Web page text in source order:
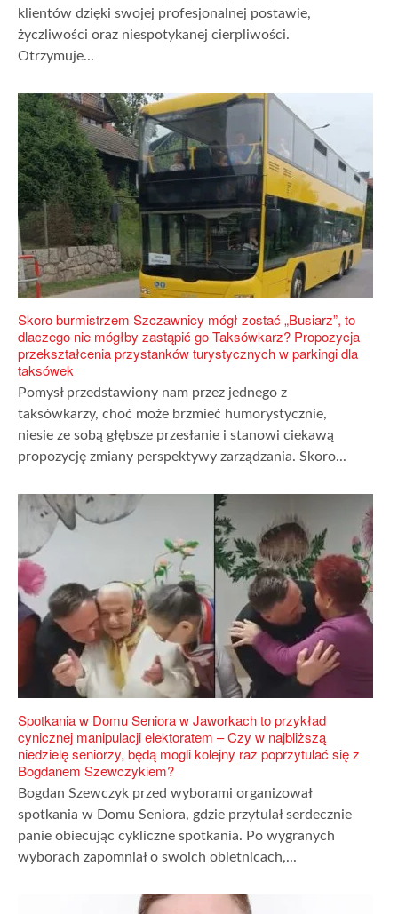
klientów dzięki swojej profesjonalnej postawie,
życzliwości oraz niespotykanej cierpliwości.
Otrzymuje...
Skoro burmistrzem Szczawnicy mógł zostać „Busiarz”, to
dlaczego nie mógłby zastąpić go Taksówkarz? Propozycja
przekształcenia przystanków turystycznych w parkingi dla
taksówek
Pomysł przedstawiony nam przez jednego z
taksówkarzy, choć może brzmieć humorystycznie,
niesie ze sobą głębsze przesłanie i stanowi ciekawą
propozycję zmiany perspektywy zarządzania. Skoro...
Spotkania w Domu Seniora w Jaworkach to przykład
cynicznej manipulacji elektoratem – Czy w najbliższą
niedzielę seniorzy, będą mogli kolejny raz poprzytulać się z
Bogdanem Szewczykiem?
Bogdan Szewczyk przed wyborami organizował
spotkania w Domu Seniora, gdzie przytulał serdecznie
panie obiecując cykliczne spotkania. Po wygranych
wyborach zapomniał o swoich obietnicach,...